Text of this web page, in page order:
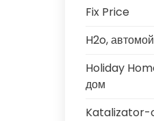
Fix Price
H2o,
Holiday
дом
Katalizator-